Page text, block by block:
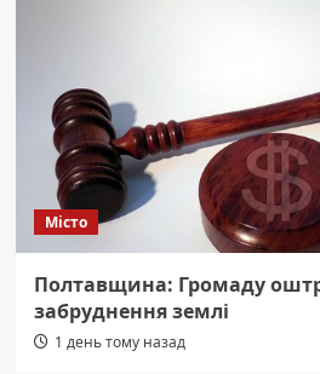
Місто
Полтавщина: Громаду
забруднення землі
1 день тому назад